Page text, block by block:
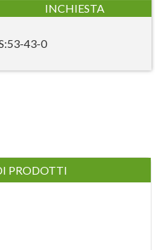
INCHIESTA
43-0
PRODOTTI